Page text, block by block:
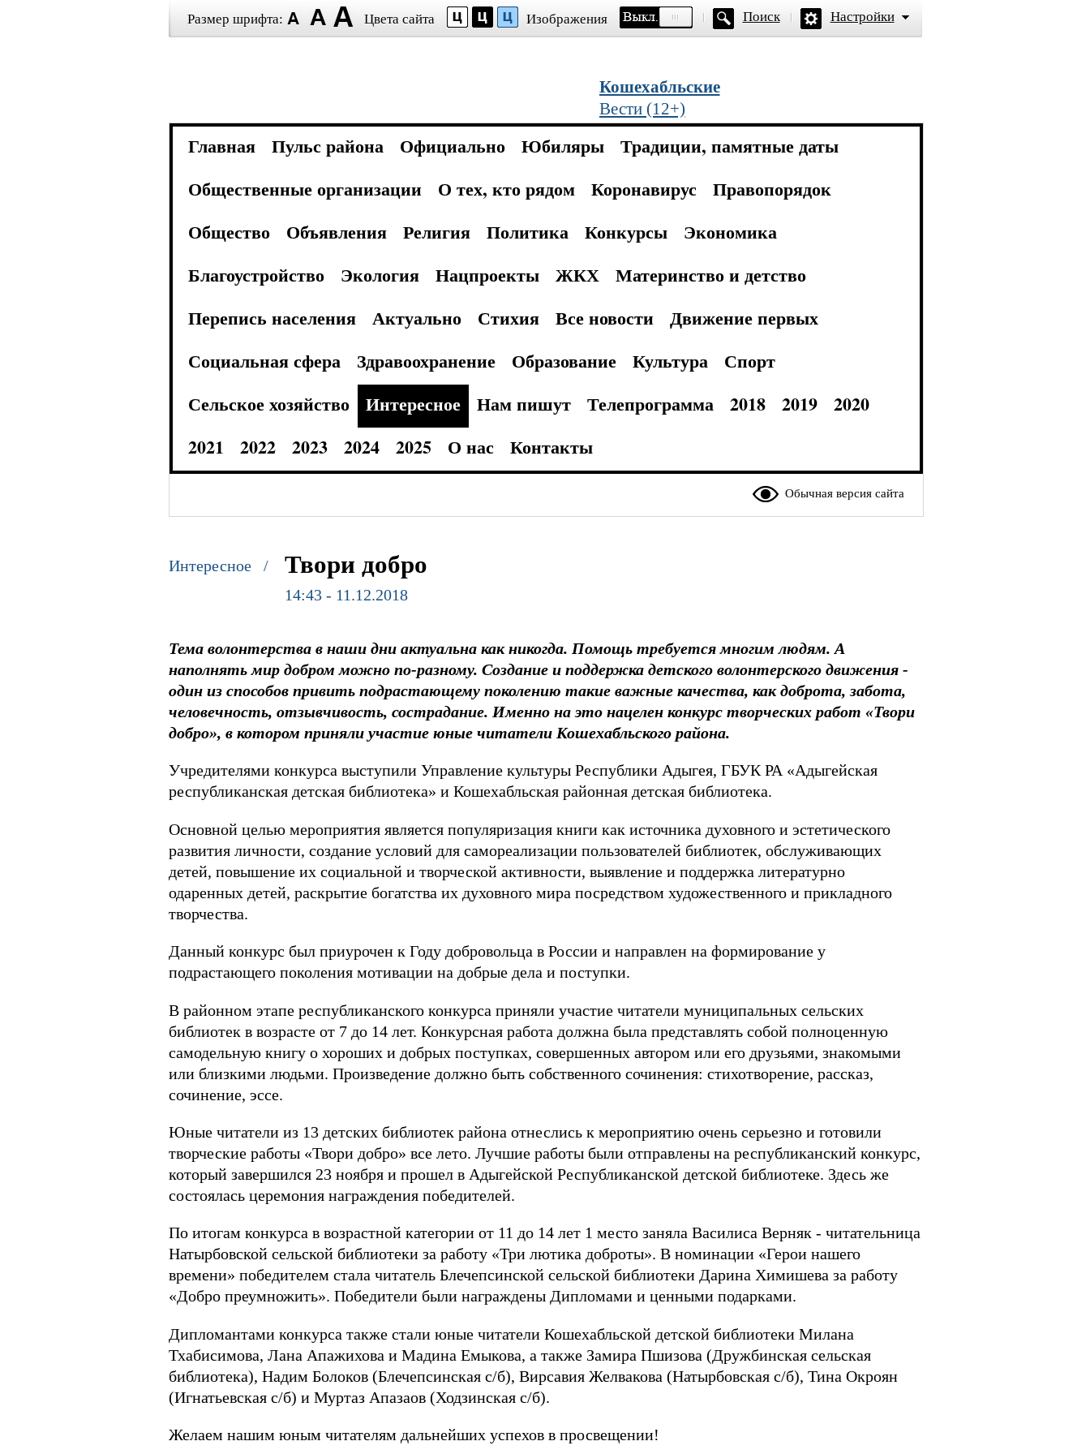
Размер шрифта: Цвета сайта Изображения Поиск Настройки
Кошехабльские
Вести (12+)
Главная Пульс района Официально Юбиляры
Традиции, памятные даты
Общественные организации
О тех, кто рядом Коронавирус
Правопорядок
Общество
Объявления Религия Политика Конкурсы
Экономика
Благоустройство
Экология Нацпроекты ЖКХ
Материнство и детство
Перепись населения
Актуально Стихия Все новости
Движение первых
Социальная сфера
Здравоохранение Образование Культура
Спорт
Сельское хозяйство
Интересное Нам пишут Телепрограмма 2018 2019
2020
2021
2022 2023 2024 2025 О нас Контакты
Обычная версия сайта
Интересное / Твори добро
14:43 - 11.12.2018
Тема волонтерства в наши дни актуальна как никогда. Помощь требуется многим людям. А
наполнять мир добром можно по-разному. Создание и поддержка детского волонтерского движения -
один из способов привить подрастающему поколению такие важные качества, как доброта, забота,
человечность, отзывчивость, сострадание. Именно на это нацелен конкурс творческих работ «Твори
добро», в котором приняли участие юные читатели Кошехабльского района.
Учредителями конкурса выступили Управление культуры Республики Адыгея, ГБУК РА «Адыгейская
республиканская детская библиотека» и Кошехабльская районная детская библиотека.
Основной целью мероприятия является популяризация книги как источника духовного и эстетического
развития личности, создание условий для самореализации пользователей библиотек, обслуживающих
детей, повышение их социальной и творческой активности, выявление и поддержка литературно
одаренных детей, раскрытие богатства их духовного мира посредством художественного и прикладного
творчества.
Данный конкурс был приурочен к Году добровольца в России и направлен на формирование у
подрастающего поколения мотивации на добрые дела и поступки.
В районном этапе республиканского конкурса приняли участие читатели муниципальных сельских
библиотек в возрасте от 7 до 14 лет. Конкурсная работа должна была представлять собой полноценную
самодельную книгу о хороших и добрых поступках, совершенных автором или его друзьями, знакомыми
или близкими людьми. Произведение должно быть собственного сочинения: стихотворение, рассказ,
сочинение, эссе.
Юные читатели из 13 детских библиотек района отнеслись к мероприятию очень серьезно и готовили
творческие работы «Твори добро» все лето. Лучшие работы были отправлены на республиканский конкурс,
который завершился 23 ноября и прошел в Адыгейской Республиканской детской библиотеке. Здесь же
состоялась церемония награждения победителей.
По итогам конкурса в возрастной категории от 11 до 14 лет 1 место заняла Василиса Верняк - читательница
Натырбовской сельской библиотеки за работу «Три лютика доброты». В номинации «Герои нашего
времени» победителем стала читатель Блечепсинской сельской библиотеки Дарина Химишева за работу
«Добро преумножить». Победители были награждены Дипломами и ценными подарками.
Дипломантами конкурса также стали юные читатели Кошехабльской детской библиотеки Милана
Тхабисимова, Лана Апажихова и Мадина Емыкова, а также Замира Пшизова (Дружбинская сельская
библиотека), Надим Болоков (Блечепсинская с/б), Вирсавия Желвакова (Натырбовская с/б), Тина Окроян
(Игнатьевская с/б) и Муртаз Апазаов (Ходзинская с/б).
Желаем нашим юным читателям дальнейших успехов в просвещении!